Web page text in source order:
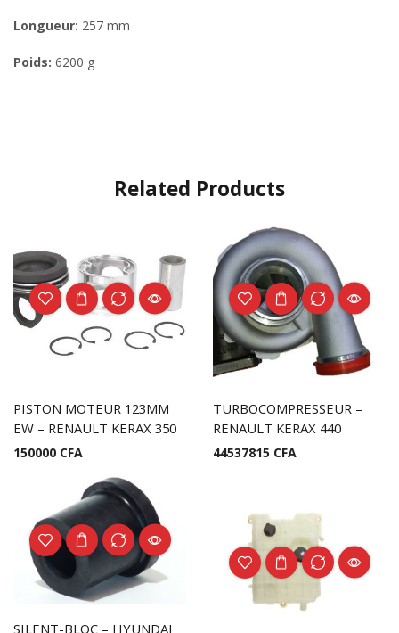
Longueur: 257 mm
Poids: 6200 g
Related Products
PISTON MOTEUR 123MM
EW – RENAULT KERAX 350
150000 CFA
TURBOCOMPRESSEUR –
RENAULT KERAX 440
44537815 CFA
SILENT-BLOC – HYUNDAI